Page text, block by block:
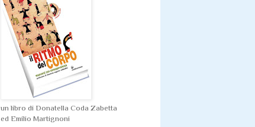
un libro di Donatella Coda Zabetta
ed Emilio Martignoni